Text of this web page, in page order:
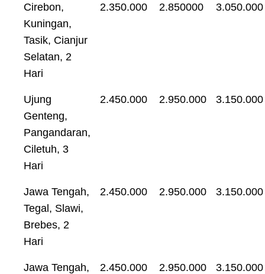
Cirebon,
Kuningan,
Tasik, Cianjur
Selatan, 2
Hari
2.350.000 2.850000 3.050.000
Ujung
Genteng,
Pangandaran,
Ciletuh, 3
Hari
2.450.000 2.950.000 3.150.000
Jawa Tengah,
Tegal, Slawi,
Brebes, 2
Hari
2.450.000 2.950.000 3.150.000
Jawa Tengah,
2.450.000 2.950.000 3.150.000